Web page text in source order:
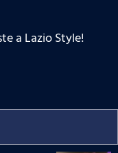
a Lazio Style!